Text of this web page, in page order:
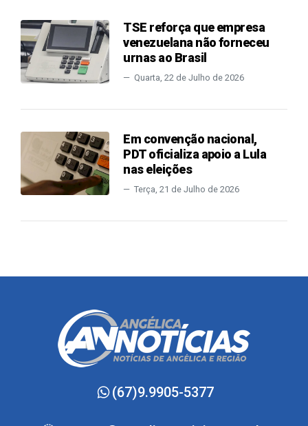
TSE reforça que empresa
venezuelana não forneceu
urnas ao Brasil
Quarta, 22 de Julho de 2026
Em convenção nacional,
PDT oficializa apoio a Lula
nas eleições
Terça, 21 de Julho de 2026
(67)9.9905-5377